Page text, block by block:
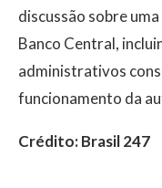
discussão sobre
Banco Central,
administrativos
funcionamento da
Crédito: Brasil 247